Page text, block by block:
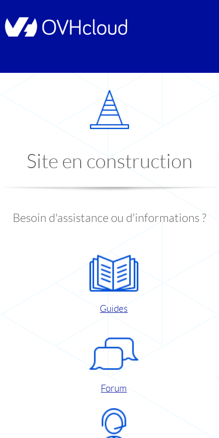
Site en construction
Besoin d'assistance ou d'informations ?
Guides
Forum